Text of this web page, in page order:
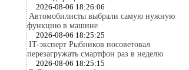
2026-08-06 18:26:06
Автомобилисты выбрали самую нужную
функцию в машине
2026-08-06 18:25:25
IT-эксперт Рыбников посоветовал
перезагружать смартфон раз в неделю
2026-08-06 18:25:15